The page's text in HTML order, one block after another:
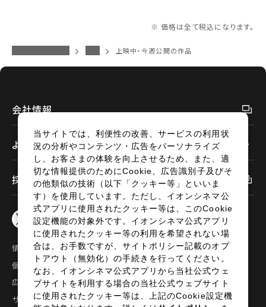
閉じる
※ 価格は全て税込になります。
上映中・今週公開の作品
会社情報
よくあるご質問
採用情報
情報セキュリティ
サイトポリシー
個人情報の取扱い
お問い合わせ
広告掲載
特定商取引法に基づく表示
サイトマップ
当サイトでは、利便性の改善、サービスの利用状
況の分析やコンテンツ・広告をパーソナライズ
し、お客さまの体験を向上させるため、また、適
切な情報提供のためにCookie、広告識別子及びそ
の他類似の技術（以下「クッキー等」といいま
す）を使用しています。ただし、イオンシネマ公
式アプリに使用されたクッキー等は、このCookie
設定機能の対象外です。イオンシネマ公式アプリ
に使用されたクッキー等の利用を希望されない場
合は、お手数ですが、サイトポリシー記載のオプ
トアウト（無効化）の手続きを行ってください。
なお、イオンシネマ公式アプリから当社公式ウェ
ブサイトを利用する場合の当社公式ウェブサイト
に使用されたクッキー等は、上記のCookie設定機